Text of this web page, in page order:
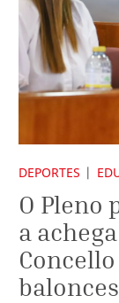
DEPORTES
O Pleno
a